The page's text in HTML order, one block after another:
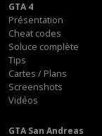
GTA 4
Présentation
Cheat codes
Soluce complète
Tips
Cartes / Plans
Screenshots
Vidéos
GTA San Andreas